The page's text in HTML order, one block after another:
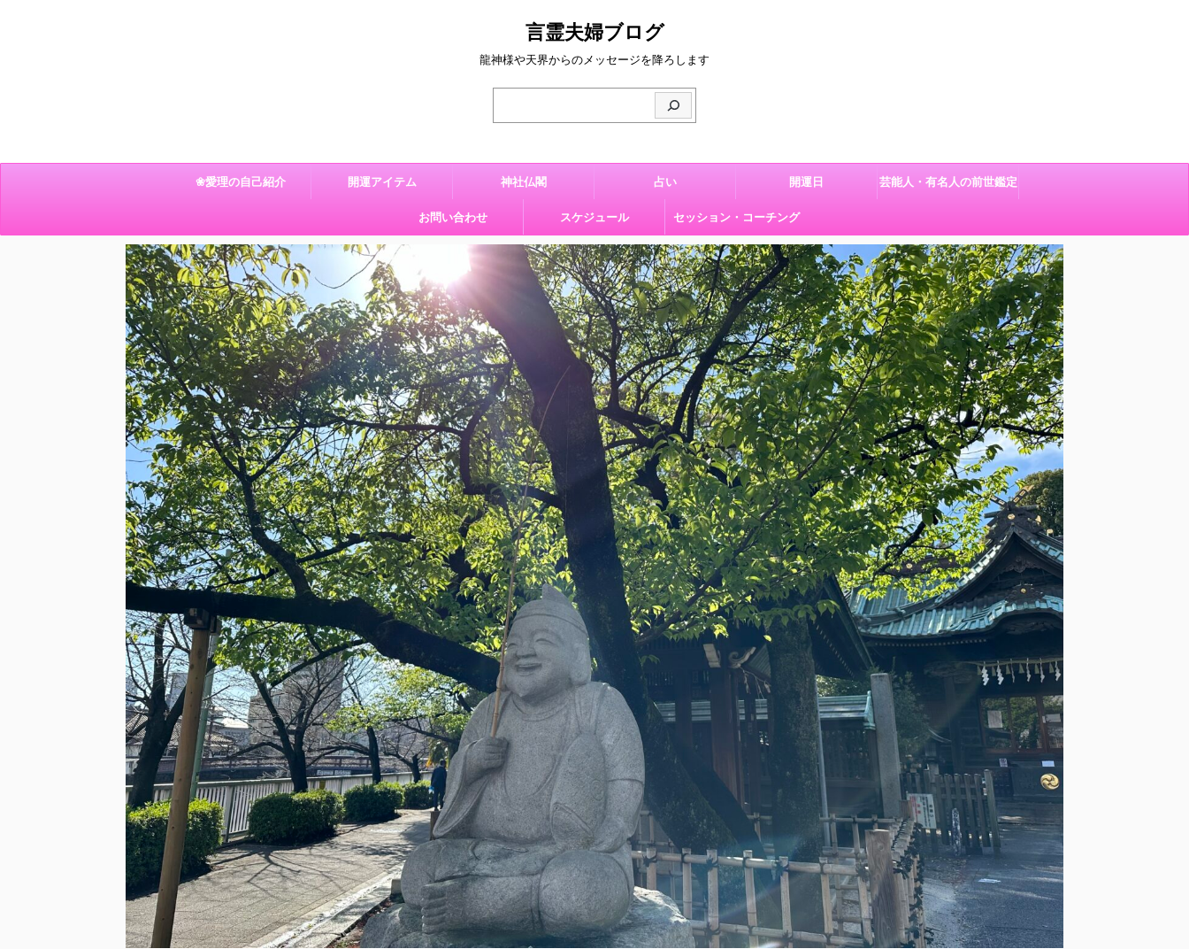
言霊夫婦ブログ
龍神様や天界からのメッセージを降ろします
❀愛理の自己紹介 開運アイテム 神社仏閣 占い 開運日 芸能人・有名人の前世鑑定
お問い合わせ スケジュール セッション・コーチング